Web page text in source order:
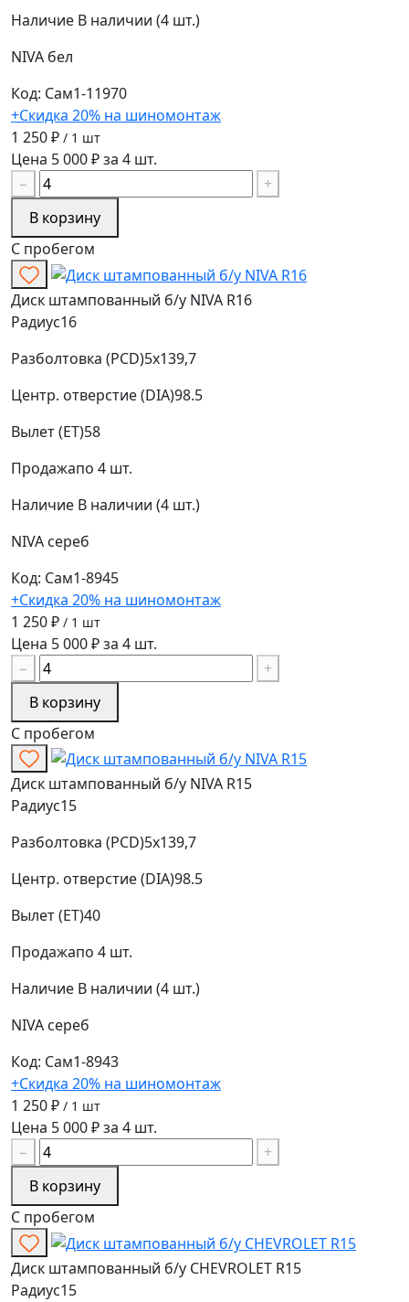
Наличие В наличии (4 шт.)
NIVA бел
Код: Сам1-11970
+Скидка 20% на шиномонтаж
1 250 ₽ / 1 шт
Цена 5 000 ₽ за 4 шт.
−
+
В корзину
С пробегом
Диск штампованный б/у NIVA R16
Радиус16
Разболтовка (PCD)5x139,7
Центр. отверстие (DIA)98.5
Вылет (ET)58
Продажапо 4 шт.
Наличие В наличии (4 шт.)
NIVA сереб
Код: Сам1-8945
+Скидка 20% на шиномонтаж
1 250 ₽ / 1 шт
Цена 5 000 ₽ за 4 шт.
−
+
В корзину
С пробегом
Диск штампованный б/у NIVA R15
Радиус15
Разболтовка (PCD)5x139,7
Центр. отверстие (DIA)98.5
Вылет (ET)40
Продажапо 4 шт.
Наличие В наличии (4 шт.)
NIVA сереб
Код: Сам1-8943
+Скидка 20% на шиномонтаж
1 250 ₽ / 1 шт
Цена 5 000 ₽ за 4 шт.
−
+
В корзину
С пробегом
Диск штампованный б/у CHEVROLET R15
Радиус15